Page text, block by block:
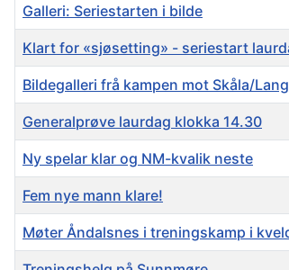
Galleri: Seriestarten i bilde
Klart for «sjøsetting» - seriestart
Bildegalleri frå kampen mot Skåla/
Generalprøve laurdag klokka 14.30
Ny spelar klar og NM-kvalik neste
Fem nye mann klare!
Møter Åndalsnes i treningskamp i